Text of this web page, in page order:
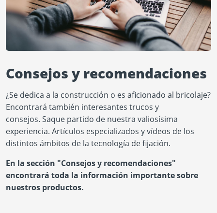
Consejos y recomendaciones
¿Se dedica a la construcción o es aficionado al bricolaje?
Encontrará también interesantes trucos y
consejos. Saque partido de nuestra valiosísima
experiencia. Artículos especializados y vídeos de los
distintos ámbitos de la tecnología de fijación.
En la sección "Consejos y recomendaciones"
encontrará toda la información importante sobre
nuestros productos.